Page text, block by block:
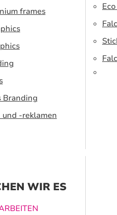
frames
Branding
-reklamen
cm
WIR ES